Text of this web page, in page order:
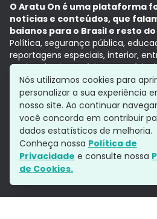
O Aratu On é uma plataforma
notícias e conteúdos, que
baianos para o Brasil e resto
Política, segurança pública,
reportagens especiais, interior,
Aqui, tudo vira notícia e a notícia
com a credibilidade do Grupo
Grupo Aratu
Política de
Siga-nos
Nós utilizamos cookies para
personalizar a sua experiência
nosso site. Ao continuar
você concorda em contribuir
dados estatísticos de melhoria.
Conheça nossa Política de
Privacidade e consulte nossa
de Cookies.